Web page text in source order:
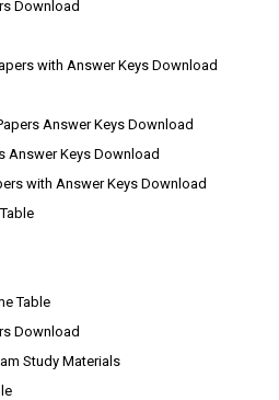
Download
with Answer Keys Download
Answer Keys Download
Answer Keys Download
with Answer Keys Download
Table
Download
Study Materials